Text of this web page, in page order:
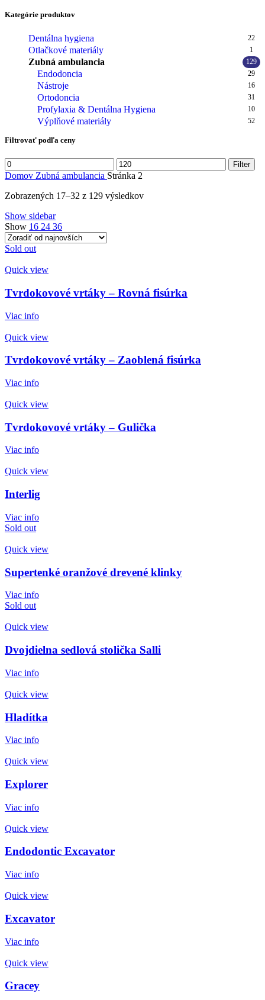
Kategórie produktov
Dentálna hygiena 22
Otlačkové materiály 1
Zubná ambulancia 129
Endodoncia 29
Nástroje 16
Ortodoncia 31
Profylaxia & Dentálna Hygiena 10
Výplňové materiály 52
Filtrovať podľa ceny
Minimálna
cena
Maximálna
cena
Filter
Domov Zubná ambulancia Stránka 2
Zobrazených 17–32 z 129 výsledkovZoradené
Show sidebar
Show 16 24 36
Sold out
Quick view
Tvrdokovové vrtáky – Rovná fisúrka
Viac info
Quick view
Tvrdokovové vrtáky – Zaoblená fisúrka
Viac info
Quick view
Tvrdokovové vrtáky – Gulička
Viac info
Quick view
Interlig
Viac info
Sold out
Quick view
Supertenké oranžové drevené klinky
Viac info
Sold out
Quick view
Dvojdielna sedlová stolička Salli
Viac info
Quick view
Hladítka
Viac info
Quick view
Explorer
Viac info
Quick view
Endodontic Excavator
Viac info
Quick view
Excavator
Viac info
Quick view
Gracey